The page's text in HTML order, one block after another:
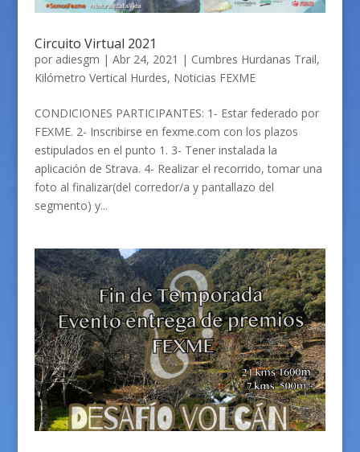
Circuito Virtual 2021
por adiesgm | Abr 24, 2021 | Cumbres Hurdanas Trail,
Kilómetro Vertical Hurdes, Noticias FEXME
CONDICIONES PARTICIPANTES: 1- Estar federado por
FEXME. 2- Inscribirse en fexme.com con los plazos
estipulados en el punto 1. 3- Tener instalada la
aplicación de Strava. 4- Realizar el recorrido, tomar una
foto al finalizar(del corredor/a y pantallazo del
segmento) y...